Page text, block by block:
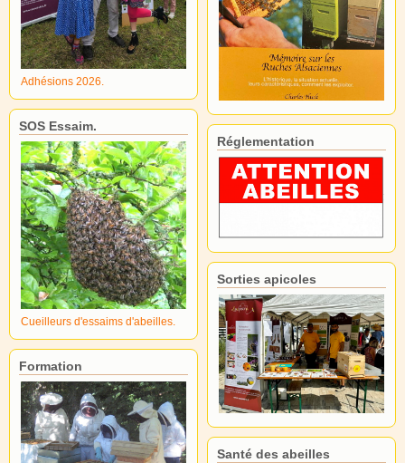
Adhésions 2026.
SOS Essaim.
Cueilleurs d'essaims d'abeilles.
Formation
Réglementation
Sorties apicoles
Santé des abeilles